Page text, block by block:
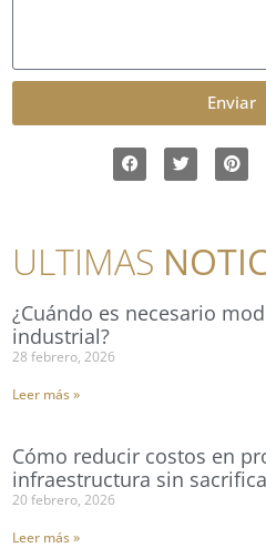
Enviar
ULTIMAS
¿Cuándo es necesario
industrial?
28 febrero, 2026
Leer más »
Cómo reducir costos en
infraestructura sin
20 febrero, 2026
Leer más »